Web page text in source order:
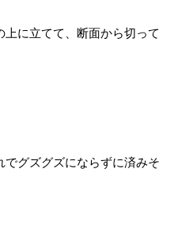
上に立てて、断面から切って
グズグズにならずに済みそ